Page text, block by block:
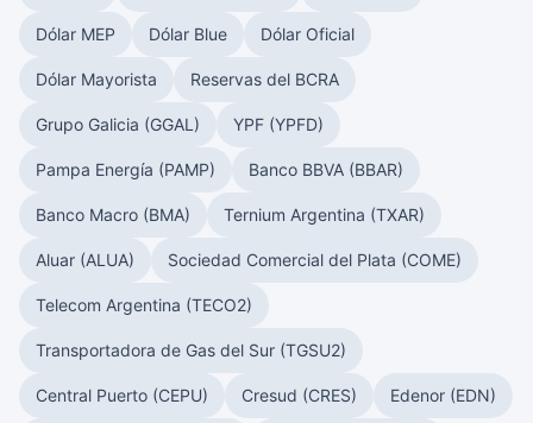
Dólar MEP Dólar Blue Dólar Oficial
Dólar Mayorista Reservas del BCRA
Grupo Galicia (GGAL) YPF (YPFD)
Pampa Energía (PAMP) Banco BBVA (BBAR)
Banco Macro (BMA) Ternium Argentina (TXAR)
Aluar (ALUA) Sociedad Comercial del Plata (COME)
Telecom Argentina (TECO2)
Transportadora de Gas del Sur (TGSU2)
Central Puerto (CEPU) Cresud (CRES) Edenor (EDN)